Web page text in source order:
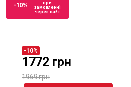
-10%
при
замовленні
через сайт
-10%
1772 грн
1969 грн